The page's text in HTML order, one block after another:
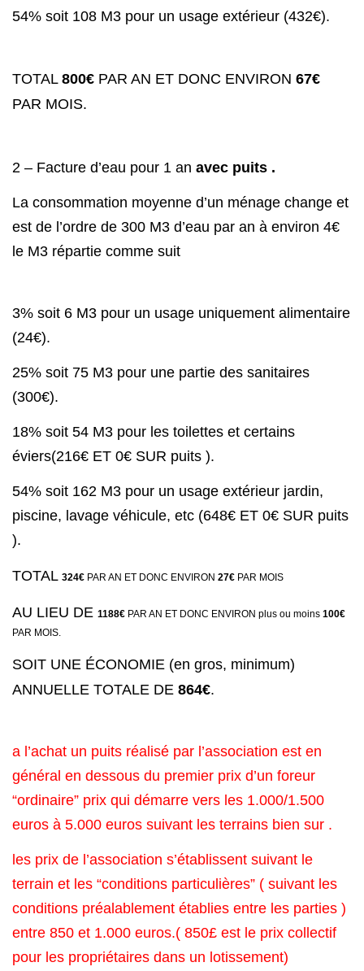
54% soit 108 M3 pour un usage extérieur (432€).
TOTAL 800€ PAR AN ET DONC ENVIRON 67€
PAR MOIS.
2 – Facture d’eau pour 1 an avec puits .
La consommation moyenne d’un ménage change et
est de l’ordre de 300 M3 d’eau par an à environ 4€
le M3 répartie comme suit
3% soit 6 M3 pour un usage uniquement alimentaire
(24€).
25% soit 75 M3 pour une partie des sanitaires
(300€).
18% soit 54 M3 pour les toilettes et certains
éviers(216€ ET 0€ SUR puits ).
54% soit 162 M3 pour un usage extérieur jardin,
piscine, lavage véhicule, etc (648€ ET 0€ SUR puits
).
TOTAL 324€ PAR AN ET DONC ENVIRON 27€ PAR MOIS
AU LIEU DE 1188€ PAR AN ET DONC ENVIRON plus ou moins 100€
PAR MOIS.
SOIT UNE ÉCONOMIE (en gros, minimum)
ANNUELLE TOTALE DE 864€.
a l’achat un puits réalisé par l’association est en
général en dessous du premier prix d’un foreur
“ordinaire” prix qui démarre vers les 1.000/1.500
euros à 5.000 euros suivant les terrains bien sur .
les prix de l’association s’établissent suivant le
terrain et les “conditions particulières” ( suivant les
conditions préalablement établies entre les parties )
entre 850 et 1.000 euros.( 850£ est le prix collectif
pour les propriétaires dans un lotissement)